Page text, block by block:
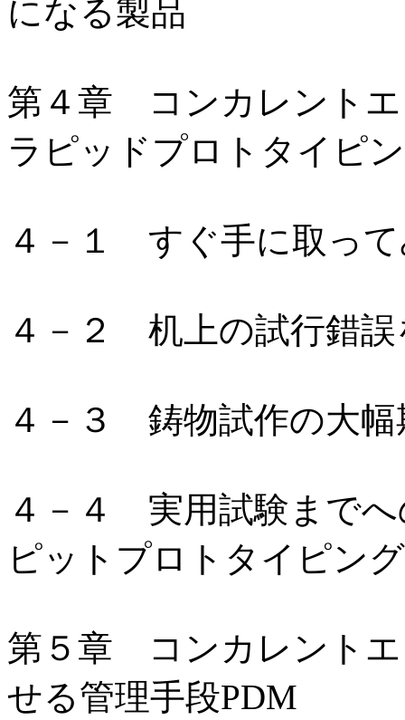
になる製品
第４章 コンカレントエ
ラピッドプロトタイピ
４－１ すぐ手に取っ
４－２ 机上の試行錯誤
４－３ 鋳物試作の大幅
４－４ 実用試験まで
ピットプロトタイピング
第５章 コンカレントエ
せる管理手段PDM